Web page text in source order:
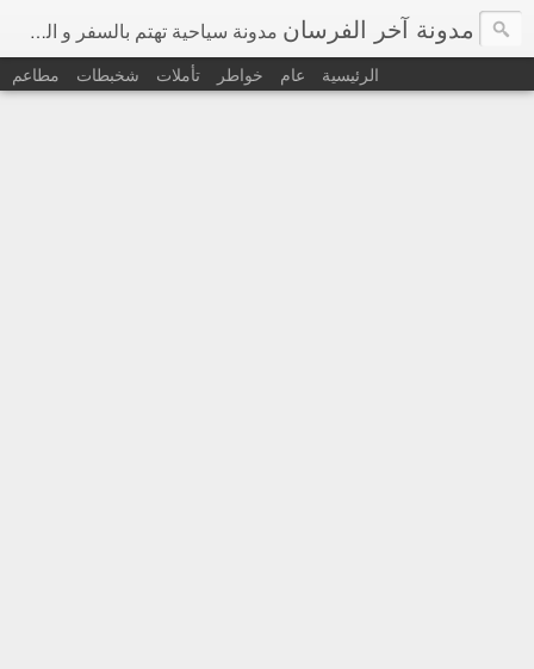
مدونة آخر الفرسان مدونة سياحية تهتم بالسفر و السياحة في اوروبا و حول العالم
الرئيسية عام خواطر تأملات شخبطات مطاعم